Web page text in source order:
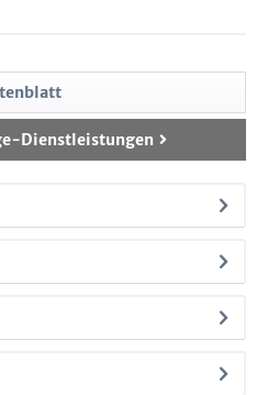
Dienstleistungen